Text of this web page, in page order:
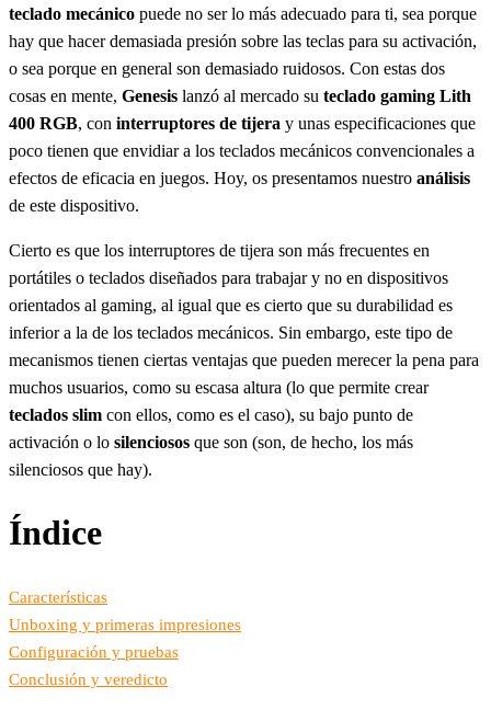
teclado mecánico puede no ser lo más adecuado para ti, sea porque
hay que hacer demasiada presión sobre las teclas para su activación,
o sea porque en general son demasiado ruidosos. Con estas dos
cosas en mente, Genesis lanzó al mercado su teclado gaming Lith
400 RGB, con interruptores de tijera y unas especificaciones que
poco tienen que envidiar a los teclados mecánicos convencionales a
efectos de eficacia en juegos. Hoy, os presentamos nuestro análisis
de este dispositivo.
Cierto es que los interruptores de tijera son más frecuentes en
portátiles o teclados diseñados para trabajar y no en dispositivos
orientados al gaming, al igual que es cierto que su durabilidad es
inferior a la de los teclados mecánicos. Sin embargo, este tipo de
mecanismos tienen ciertas ventajas que pueden merecer la pena para
muchos usuarios, como su escasa altura (lo que permite crear
teclados slim con ellos, como es el caso), su bajo punto de
activación o lo silenciosos que son (son, de hecho, los más
silenciosos que hay).
Índice
Características
Unboxing y primeras impresiones
Configuración y pruebas
Conclusión y veredicto